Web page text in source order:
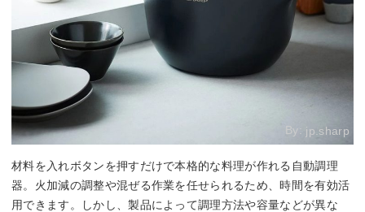
By: jp.sharp
材料を入れボタンを押すだけで本格的な料理が作れる自動調理
器。火加減の調整や混ぜる作業を任せられるため、時間を有効活
用できます。しかし、製品によって調理方法や容量などが異な